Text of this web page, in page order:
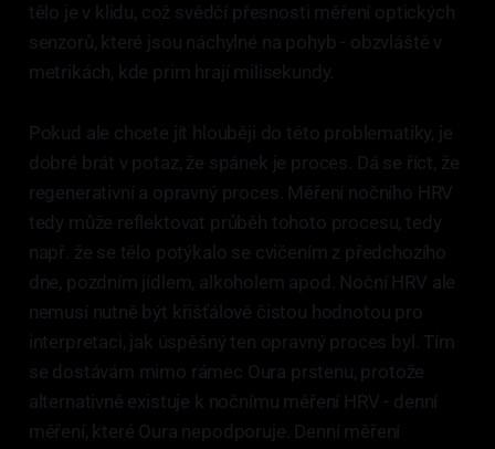
tělo je v klidu, což svědčí přesnosti měření optických
senzorů, které jsou náchylné na pohyb - obzvláště v
metrikách, kde prim hrají milisekundy.
Pokud ale chcete jít hlouběji do této problematiky, je
dobré brát v potaz, že spánek je proces. Dá se říct, že
regenerativní a opravný proces. Měření nočního HRV
tedy může reflektovat průběh tohoto procesu, tedy
např. že se tělo potýkalo se cvičením z předchozího
dne, pozdním jídlem, alkoholem apod. Noční HRV ale
nemusí nutně být křišťálově čistou hodnotou pro
interpretaci, jak úspěšný ten opravný proces byl. Tím
se dostávám mimo rámec Oura prstenu, protože
alternativně existuje k nočnímu měření HRV - denní
měření, které Oura nepodporuje. Denní měření